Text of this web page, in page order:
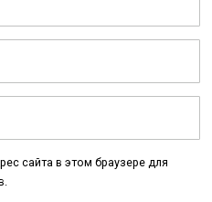
сайта в этом браузере для